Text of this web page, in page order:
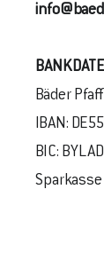
Bäder
IBAN:
BIC: